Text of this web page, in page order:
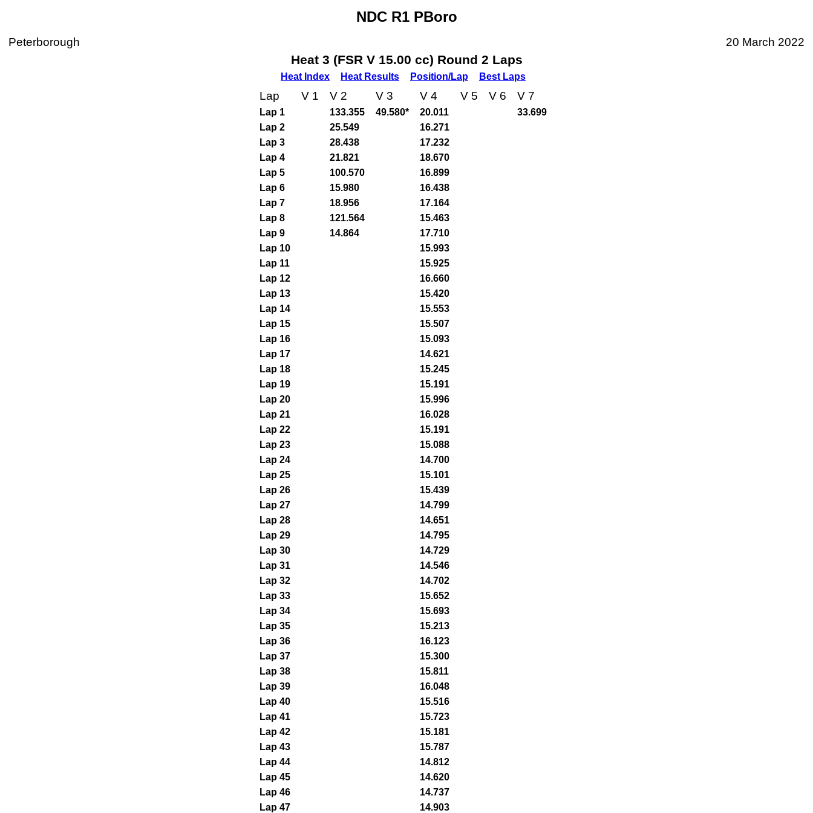
NDC R1 PBoro
Peterborough 20 March 2022
Heat 3 (FSR V 15.00 cc) Round 2 Laps
Heat Index Heat Results Position/Lap Best Laps
Lap V 1 V 2 V 3 V 4 V 5 V 6 V 7
Lap 1 133.355 49.580* 20.011
33.699
Lap 2
25.549
16.271
Lap 3
28.438
17.232
Lap 4
21.821
18.670
Lap 5
100.570
16.899
Lap 6
15.980
16.438
Lap 7
18.956
17.164
Lap 8
121.564
15.463
Lap 9
14.864
17.710
Lap 10
15.993
Lap 11
15.925
Lap 12
16.660
Lap 13
15.420
Lap 14
15.553
Lap 15
15.507
Lap 16
15.093
Lap 17
14.621
Lap 18
15.245
Lap 19
15.191
Lap 20
15.996
Lap 21
16.028
Lap 22
15.191
Lap 23
15.088
Lap 24
14.700
Lap 25
15.101
Lap 26
15.439
Lap 27
14.799
Lap 28
14.651
Lap 29
14.795
Lap 30
14.729
Lap 31
14.546
Lap 32
14.702
Lap 33
15.652
Lap 34
15.693
Lap 35
15.213
Lap 36
16.123
Lap 37
15.300
Lap 38
15.811
Lap 39
16.048
Lap 40
15.516
Lap 41
15.723
Lap 42
15.181
Lap 43
15.787
Lap 44
14.812
Lap 45
14.620
Lap 46
14.737
Lap 47
14.903